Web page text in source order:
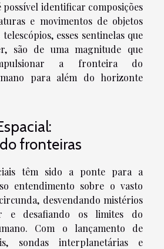
possível identificar composições
e movimentos de objetos
telescópios, esses sentinelas que
são de uma magnitude que
a fronteira do
para além do horizonte
fronteiras
têm sido a ponte para a
entendimento sobre o vasto
desvendando mistérios
e desafiando os limites do
Com o lançamento de
sondas interplanetárias e